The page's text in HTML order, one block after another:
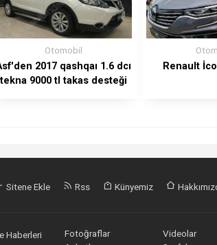
Otomobil
2017 qashqaı 1.6 dcı
tekna 9000 tl takas desteği
Renault
Sitene Ekle Rss Künyemiz
Haberleri
Fotoğraflar Videolar